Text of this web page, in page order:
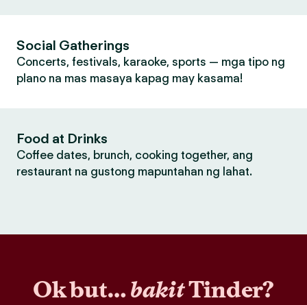
Social Gatherings
Concerts, festivals, karaoke, sports — mga tipo ng
plano na mas masaya kapag may kasama!
Food at Drinks
Coffee dates, brunch, cooking together, ang
restaurant na gustong mapuntahan ng lahat.
Ok but…bakitTinder?